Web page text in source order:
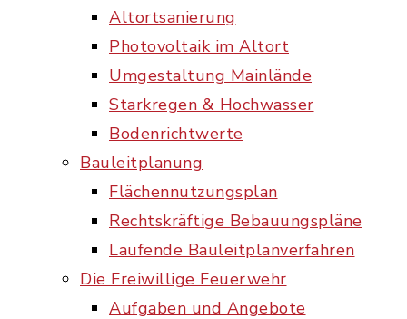
Altortsanierung
Photovoltaik im Altort
Umgestaltung Mainlände
Starkregen & Hochwasser
Bodenrichtwerte
Bauleitplanung
Flächennutzungsplan
Rechtskräftige Bebauungspläne
Laufende Bauleitplanverfahren
Die Freiwillige Feuerwehr
Aufgaben und Angebote